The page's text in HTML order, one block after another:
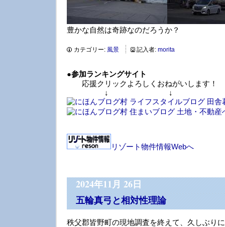
豊かな自然は奇跡なのだろうか？
カテゴリー: 風景 記入者: morita
●参加ランキングサイト
応援クリックよろしくおねがいします！
↓ ↓
リゾート物件情報Webへ
2024年11月 26日
五輪真弓と相対性理論
秩父郡皆野町の現地調査を終えて、久しぶり